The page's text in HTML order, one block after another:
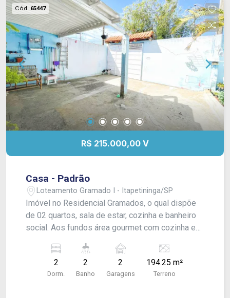
Cód. 65447
R$ 215.000,00 V
Casa - Padrão
Loteamento Gramado I - Itapetininga/SP
Imóvel no Residencial Gramados, o qual dispõe
de 02 quartos, sala de estar, cozinha e banheiro
social. Aos fundos área gourmet com cozinha e
banheiro (sem acabamento). Garagem para 02
2
Dorm.
2
Banho
2
Garagens
194.25 m²
Terreno